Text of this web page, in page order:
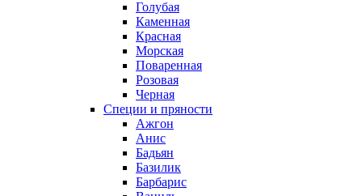
Голубая
Каменная
Красная
Морская
Поваренная
Розовая
Черная
Специи и пряности
Ажгон
Анис
Бадьян
Базилик
Барбарис